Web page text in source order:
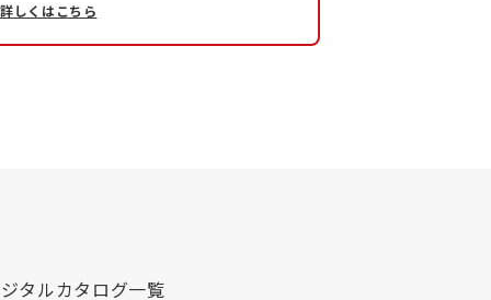
詳しくはこちら
タルカタログ一覧